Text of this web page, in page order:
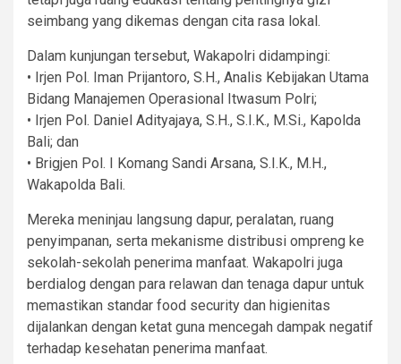
seimbang yang dikemas dengan cita rasa lokal.
Dalam kunjungan tersebut, Wakapolri didampingi:
• Irjen Pol. Iman Prijantoro, S.H., Analis Kebijakan Utama
Bidang Manajemen Operasional Itwasum Polri;
• Irjen Pol. Daniel Adityajaya, S.H., S.I.K., M.Si., Kapolda
Bali; dan
• Brigjen Pol. I Komang Sandi Arsana, S.I.K., M.H.,
Wakapolda Bali.
Mereka meninjau langsung dapur, peralatan, ruang
penyimpanan, serta mekanisme distribusi ompreng ke
sekolah-sekolah penerima manfaat. Wakapolri juga
berdialog dengan para relawan dan tenaga dapur untuk
memastikan standar food security dan higienitas
dijalankan dengan ketat guna mencegah dampak negatif
terhadap kesehatan penerima manfaat.